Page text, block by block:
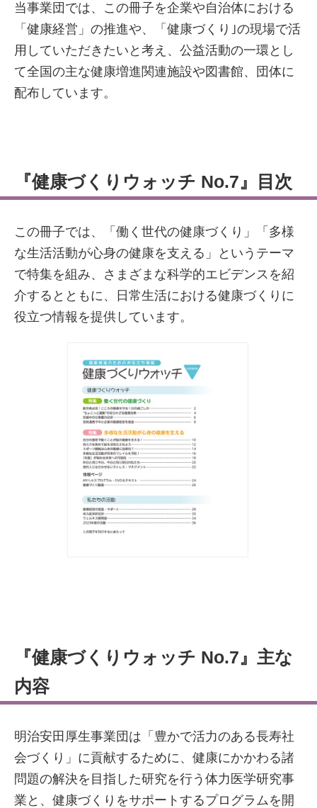
当事業団では、この冊子を企業や自治体における
「健康経営」の推進や、「健康づくり｣の現場で活
用していただきたいと考え、公益活動の一環とし
て全国の主な健康増進関連施設や図書館、団体に
配布しています。
『健康づくりウォッチ No.7』目次
この冊子では、「働く世代の健康づくり」「多様
な生活活動が心身の健康を支える」というテーマ
で特集を組み、さまざまな科学的エビデンスを紹
介するとともに、日常生活における健康づくりに
役立つ情報を提供しています。
『健康づくりウォッチ No.7』主な
内容
明治安田厚生事業団は「豊かで活力のある長寿社
会づくり」に貢献するために、健康にかかわる諸
問題の解決を目指した研究を行う体力医学研究事
業と、健康づくりをサポートするプログラムを開